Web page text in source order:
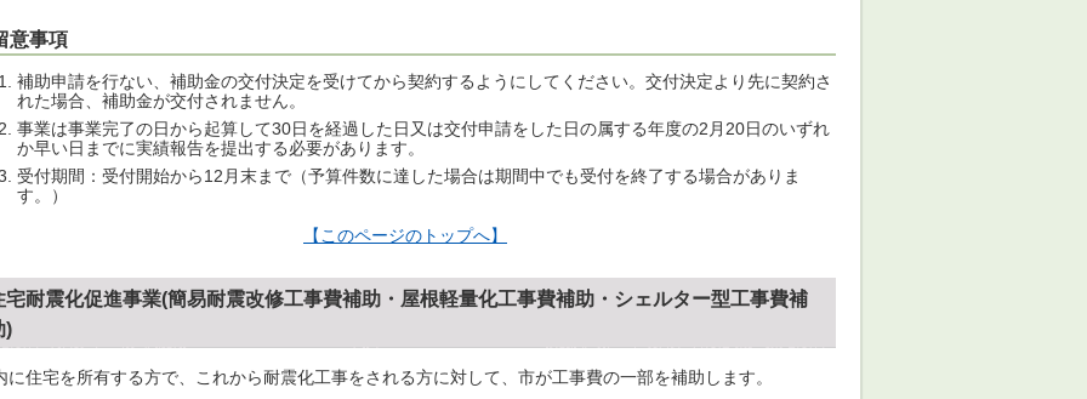
意事項
補助申請を行ない、補助金の交付決定を受けてから契約するようにしてください。交付決定より先に契約さ
れた場合、補助金が交付されません。
事業は事業完了の日から起算して30日を経過した日又は交付申請をした日の属する年度の2月20日のいずれ
か早い日までに実績報告を提出する必要があります。
受付期間：受付開始から12月末まで（予算件数に達した場合は期間中でも受付を終了する場合がありま
す。）
【このページのトップへ】
宅耐震化促進事業(簡易耐震改修工事費補助・屋根軽量化工事費補助・シェルター型工事費補
)
に住宅を所有する方で、これから耐震化工事をされる方に対して、市が工事費の一部を補助します。